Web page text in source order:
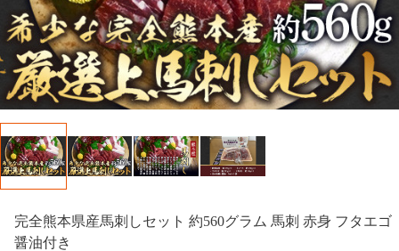
完全熊本県産馬刺しセット 約560グラム 馬刺 赤身 フタエゴ
醤油付き